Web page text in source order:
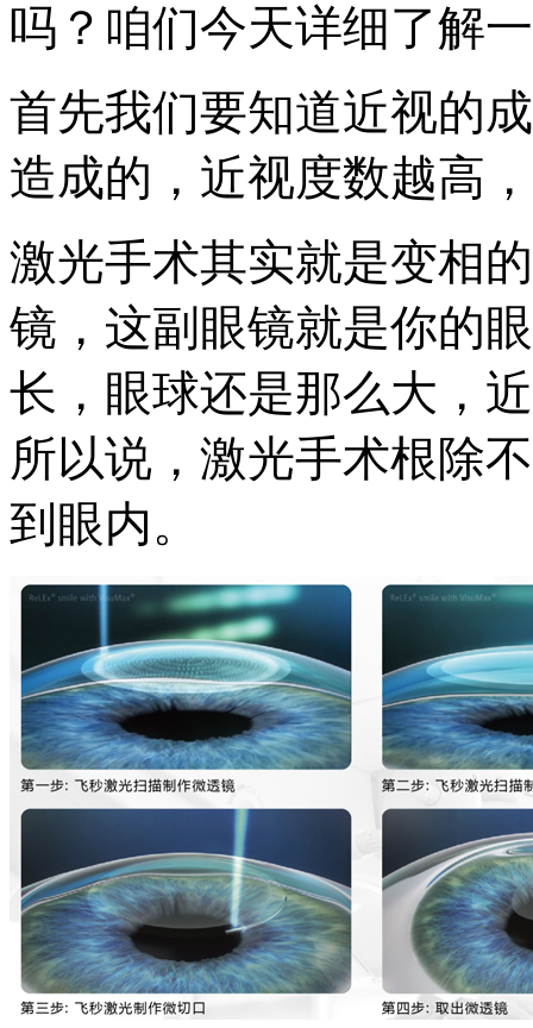
吗？咱们今天详细了解
首先我们要知道近视的
造成的，近视度数越高
激光手术其实就是变相
镜，这副眼镜就是你的
长，眼球还是那么大，
所以说，激光手术根除
到眼内。